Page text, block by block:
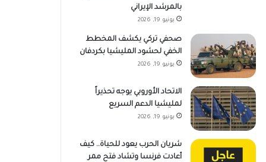
بالمرشد الإيراني
يونيو 19, 2026
صحفي تركي يكشف المخطط
الخفي لحشود المليشيا بكردفان
يونيو 19, 2026
الاتحاد الأوروبي يوجه تحذيراً
لمليشيا الدعم السريع
يونيو 19, 2026
شريان الحرب يعود للحياة.. كيف
أعادت فرنسا وتشاد فتح ممر